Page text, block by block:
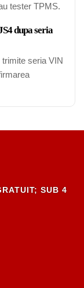
tester TPMS.
dupa seria
seria VIN
SUB 4